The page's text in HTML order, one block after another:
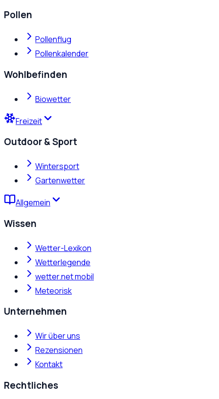
Pollen
Pollenflug
Pollenkalender
Wohlbefinden
Biowetter
Freizeit
Outdoor & Sport
Wintersport
Gartenwetter
Allgemein
Wissen
Wetter-Lexikon
Wetterlegende
wetter.net mobil
Meteorisk
Unternehmen
Wir über uns
Rezensionen
Kontakt
Rechtliches